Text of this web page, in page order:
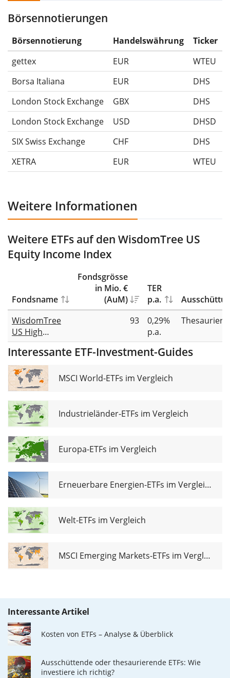
Die Wertentwicklungsangaben für ETFs beinhalten
Ausschüttungen (falls vorhanden).
Börsennotierungen
Börsennotierung Handelswährung
Ticker
gettex
EUR
WTEU
Borsa Italiana
EUR
DHS
London Stock Exchange
GBX
DHS
London Stock Exchange
USD
DHSD
SIX Swiss Exchange
CHF
DHS
XETRA
EUR WTEU
Weitere Informationen
Weitere ETFs auf den WisdomTree US
Equity Income Index
Fondsname
Fondsgrösse
in Mio. €
(AuM)
TER
p.a.
WisdomTree
US High
Dividend
UCITS ETF Acc
93
0,29%
p.a.
Interessante ETF-Investment-Guides
MSCI World-ETFs im Vergleich
Industrieländer-ETFs im Vergleich
Europa-ETFs im Vergleich
Erneuerbare Energien-ETFs im Vergleich
Welt-ETFs im Vergleich
MSCI Emerging Markets-ETFs im Vergleich
Interessante Artikel
Kosten von ETFs – Analyse & Überblick
Ausschüttende oder thesaurierende ETFs: Wie
investiere ich richtig?